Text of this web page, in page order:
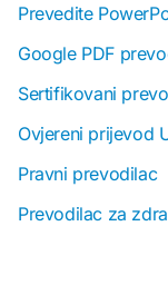
Prevedite
Google PDF
Sertifikovani
Ovjereni prijevod
Pravni prevodilac
Prevodilac za